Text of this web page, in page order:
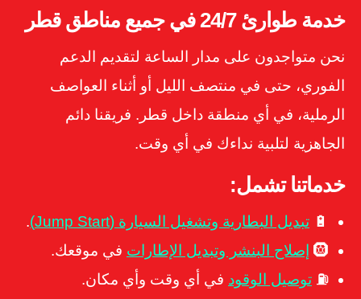
خدمة طوارئ 24/7 في جميع مناطق قطر
نحن متواجدون على مدار الساعة لتقديم الدعم
الفوري، حتى في منتصف الليل أو أثناء العواصف
الرملية، في أي منطقة داخل قطر. فريقنا دائم
الجاهزية لتلبية نداءك في أي وقت.
خدماتنا تشمل:
🔋 تبديل البطارية وتشغيل السيارة (Jump Start)
.
🛞 إصلاح البنشر وتبديل الإطارات في موقعك.
⛽ توصيل الوقود في أي وقت وأي مكان.